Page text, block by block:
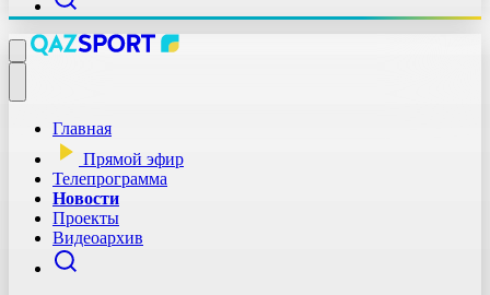
Главная
Прямой эфир
Телепрограмма
Новости
Проекты
Видеоархив